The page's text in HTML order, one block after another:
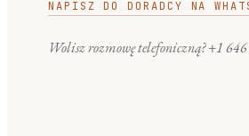
NAPISZ DO DORADCY NA
Wolisz rozmowę telefoniczną?+1